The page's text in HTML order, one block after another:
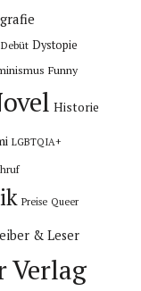
Debüt Dystopie
Funny
Historie
LGBTQIA+
Preise Queer
& Leser
Verlag